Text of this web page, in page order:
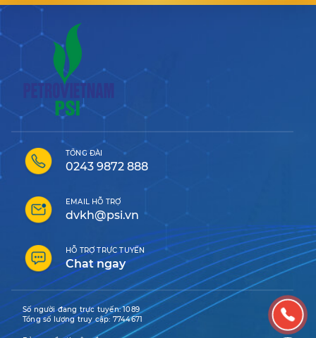
TỔNG ĐÀI
0243 9872 888
EMAIL HỖ TRỢ
dvkh@psi.vn
HỖ TRỢ TRỰC TUYẾN
Chat ngay
Số người đang trực tuyến:1089
Tổng số lượng truy cập: 7744671